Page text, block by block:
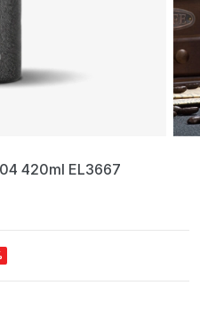
420ml EL3667